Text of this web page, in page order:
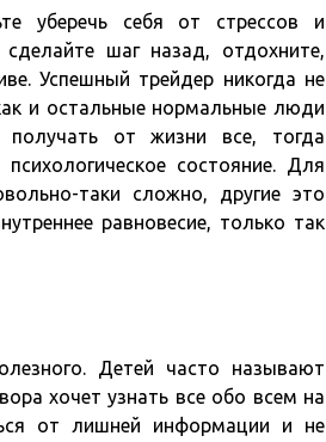
уберечь себя от стрессов и
шаг назад, отдохните,
Успешный трейдер никогда не
и остальные нормальные люди
получать от жизни все, тогда
состояние. Для
таки сложно, другие это
равновесие, только так
Детей часто называют
хочет узнать все обо всем на
от лишней информации и не